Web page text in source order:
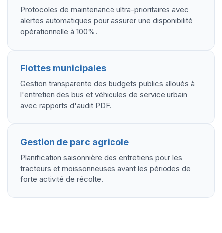
Protocoles de maintenance ultra-prioritaires avec
alertes automatiques pour assurer une disponibilité
opérationnelle à 100%.
Flottes municipales
Gestion transparente des budgets publics alloués à
l'entretien des bus et véhicules de service urbain
avec rapports d'audit PDF.
Gestion de parc agricole
Planification saisonnière des entretiens pour les
tracteurs et moissonneuses avant les périodes de
forte activité de récolte.